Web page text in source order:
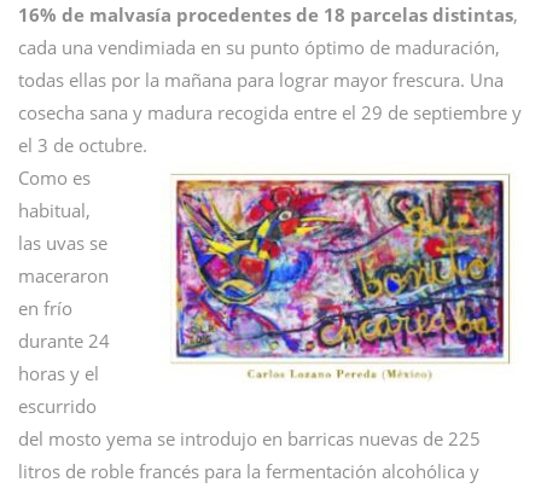
16% de malvasía procedentes de 18 parcelas distintas,
cada una vendimiada en su punto óptimo de maduración,
todas ellas por la mañana para lograr mayor frescura. Una
cosecha sana y madura recogida entre el 29 de septiembre y
el 3 de octubre.
Como es
habitual,
las uvas se
maceraron
en frío
durante 24
horas y el
escurrido
del mosto yema se introdujo en barricas nuevas de 225
litros de roble francés para la fermentación alcohólica y